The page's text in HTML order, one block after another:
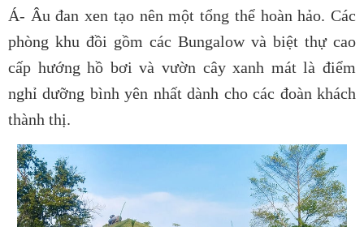
Á- Âu đan xen tạo nên một tổng thể hoàn hảo. Các
phòng khu đồi gồm các Bungalow và biệt thự cao
cấp hướng hồ bơi và vườn cây xanh mát là điểm
nghỉ dưỡng bình yên nhất dành cho các đoàn khách
thành thị.